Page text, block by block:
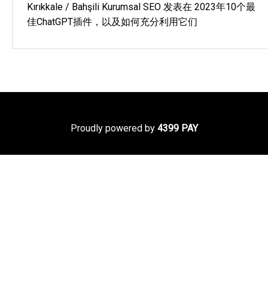
Kırıkkale / Bahşili Kurumsal SEO 发表在 2023年10个最
佳ChatGPT插件，以及如何充分利用它们
Proudly powered by 4399 PAY